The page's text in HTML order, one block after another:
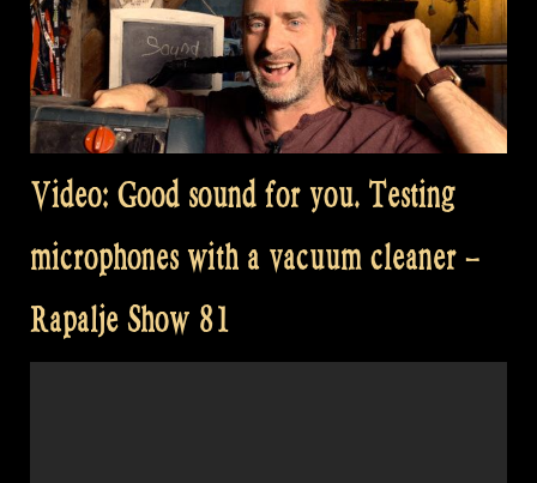
Video: Good sound for you. Testing
microphones with a vacuum cleaner –
Rapalje Show 81